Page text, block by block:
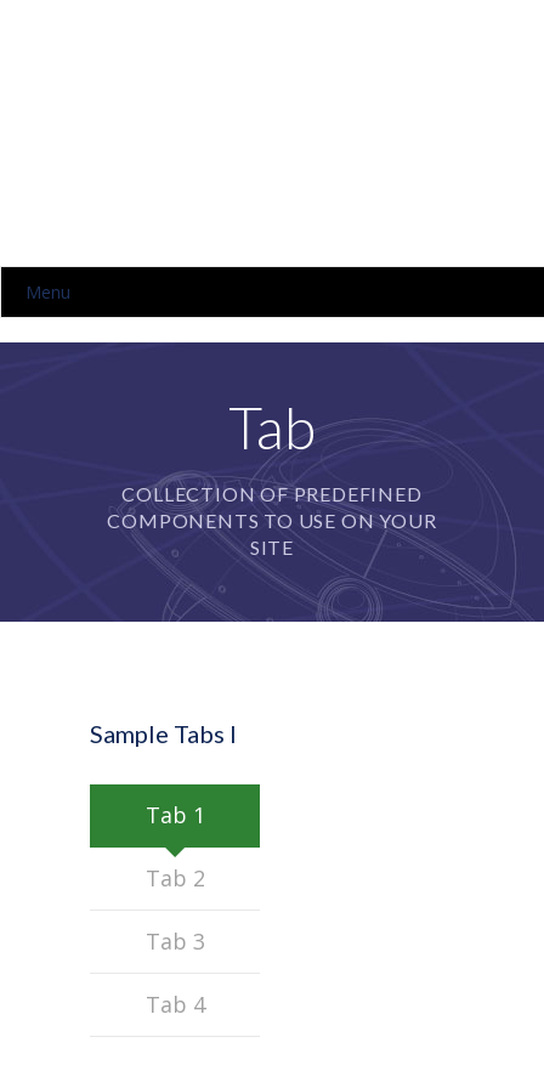
Menu
HOME
---- Kinder Sistema Trilingüe
MODELO EDUCATIVO
CONTACTO
Tab
COLLECTION OF PREDEFINED
COMPONENTS TO USE ON YOUR
SITE
Sample Tabs I
Tab 1
Tab 2
Tab 3
Tab 4